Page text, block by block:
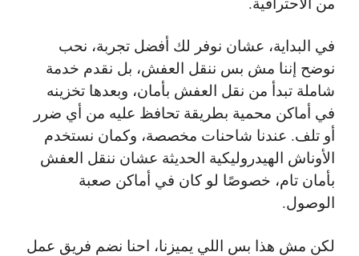
في البداية، عشان نوفر لك أفضل تجربة، نحب
نوضح إننا مش بس ننقل العفش، بل نقدم خدمة
شاملة تبدأ من نقل العفش بأمان، وبعدها تخزينه
في أماكن محمية بطريقة تحافظ عليه من أي ضرر
أو تلف. عندنا شاحنات مخصصة، وكمان نستخدم
الأوناش الهيدروليكية الحديثة عشان ننقل العفش
بأمان تام، خصوصًا لو كان في أماكن صعبة
الوصول.
لكن مش هذا بس اللي يميزنا، احنا نضم فريق عمل